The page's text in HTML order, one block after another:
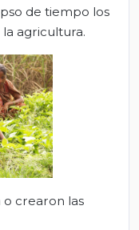
de tiempo los
agricultura.
o crearon las